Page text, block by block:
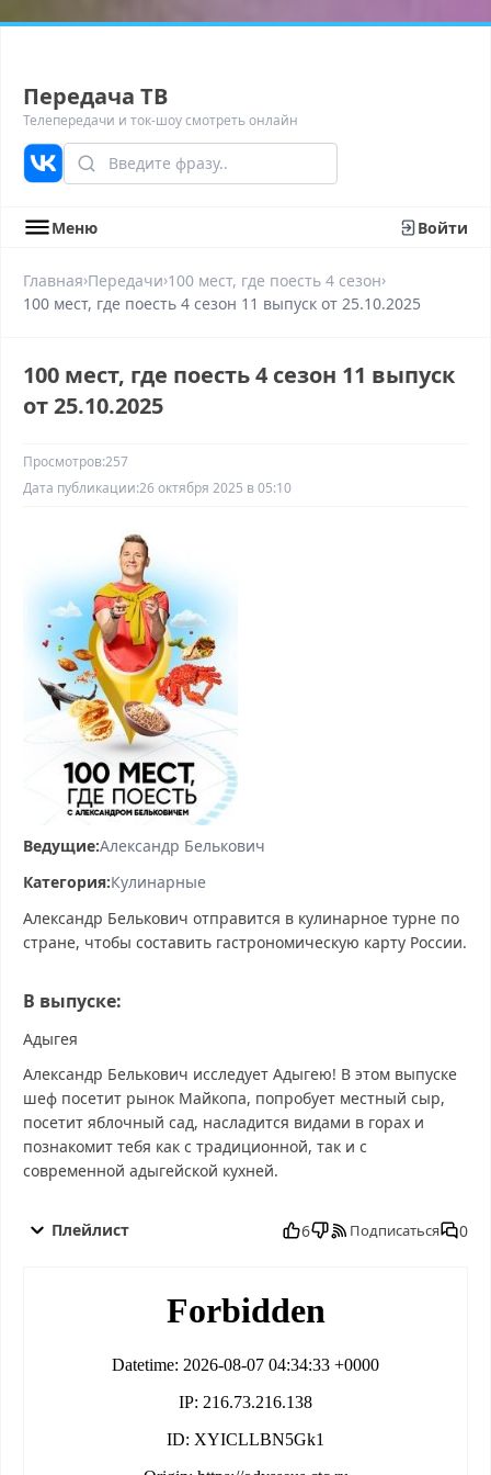
Передача ТВ
Телепередачи и ток-шоу смотреть онлайн
Меню Войти
Главная›Передачи›100 мест, где поесть 4 сезон›
100 мест, где поесть 4 сезон 11 выпуск от 25.10.2025
100 мест, где поесть 4 сезон 11 выпуск
от 25.10.2025
Просмотров:257
Дата публикации:26 октября 2025 в 05:10
Ведущие:Александр Белькович
Категория:Кулинарные
Александр Белькович отправится в кулинарное турне по
стране, чтобы составить гастрономическую карту России.
В выпуске:
Адыгея
Александр Белькович исследует Адыгею! В этом выпуске
шеф посетит рынок Майкопа, попробует местный сыр,
посетит яблочный сад, насладится видами в горах и
познакомит тебя как с традиционной, так и с
современной адыгейской кухней.
бесплатно в хорошем, 100 мест, где поесть 4 сезон 11 выпуск от
поесть 4 сезон 11 выпуск от 25.10.2025 последний выпуск, 100
мест, где поесть 4 сезон 11 выпуск от 25.10.2025 сегодня
выпуск онлайн, 100 мест, где поесть 4 сезон 11 выпуск от
25.10.2025 прямо сейчас, 100 мест, где поесть 4 сезон 11
выпуск от 25.10.2025 телепередача, прямой эфир 100 мест, где
Плейлист 6 Подписаться 0